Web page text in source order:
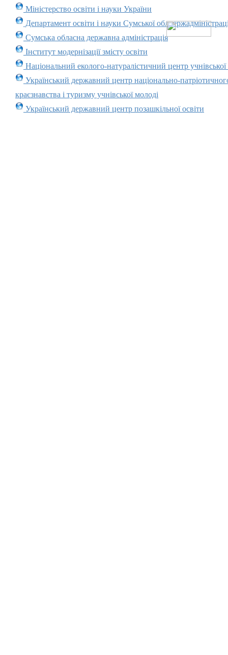
Міністерство освіти і науки України
Департамент освіти і науки Сумської
Сумська обласна державна адміністрація
Інститут модернізації змісту освіти
Національний еколого-натуралістичний центр учнівської
Український державний центр національно-
краєзнавства і туризму учнівської молоді
Український державний центр позашкільної освіти